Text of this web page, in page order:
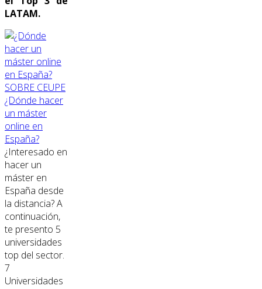
LATAM.
SOBRE CEUPE
¿Dónde hacer
un máster
online en
España?
¿Interesado en
hacer un
máster en
España desde
la distancia? A
continuación,
te presento 5
universidades
top del sector.
7
Universidades